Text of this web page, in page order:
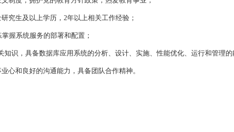
生及以上学历，2年以上相关工作经验；
握系统服务的部署和配置；
识，具备数据库应用系统的分析、设计、实施、性能优化、运行和管理的
和良好的沟通能力，具备团队合作精神。